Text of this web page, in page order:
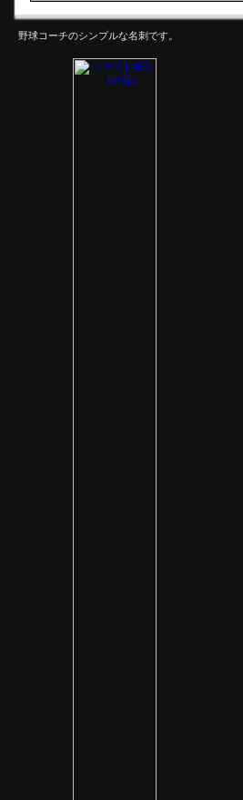
野球コーチのシンプルな名刺です。